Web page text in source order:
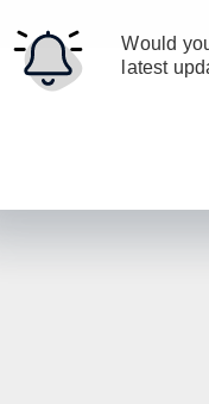
Would
latest